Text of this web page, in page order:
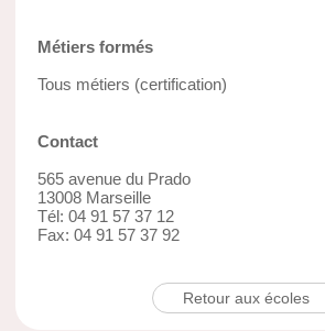
Métiers formés
Tous métiers (certification)
Contact
565 avenue du Prado
13008 Marseille
Tél: 04 91 57 37 12
Fax: 04 91 57 37 92
Retour aux écoles